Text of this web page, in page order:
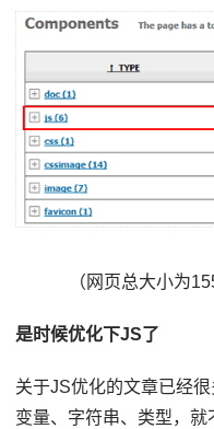
（网页总大小为
是时候优化下JS了
关于JS优化的文章已经
变量、字符串、类型，